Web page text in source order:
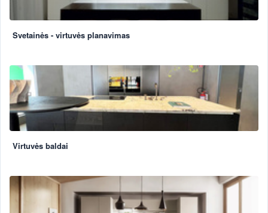
Svetainės - virtuvės planavimas
Virtuvės baldai